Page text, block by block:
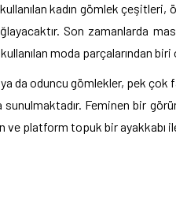
kullanılan kadın gömlek
Son zamanlarda
moda parçalarından
da oduncu gömlekler, pek
sunulmaktadır. Feminen bir
platform topuk bir ayakkabı